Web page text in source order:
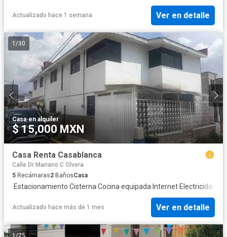
Actualizado hace 1 semana Ver en detalle
1 /30
Casa·en alquiler
$ 15,000 MXN
Casa Renta Casablanca
Calle Dr Mariano C Olvera
5 Recámaras2 BañosCasa
·Estacionamiento·Cisterna·Cocina equipada· Internet·Electricidad
Actualizado hace más de 1 mes Ver en detalle
1 /25